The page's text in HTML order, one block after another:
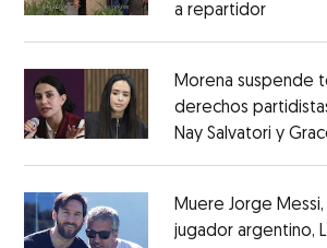
a repartidorOpens
Morena suspende
derechos
Nay Salvatori y
Muere Jorge
jugador argentino,